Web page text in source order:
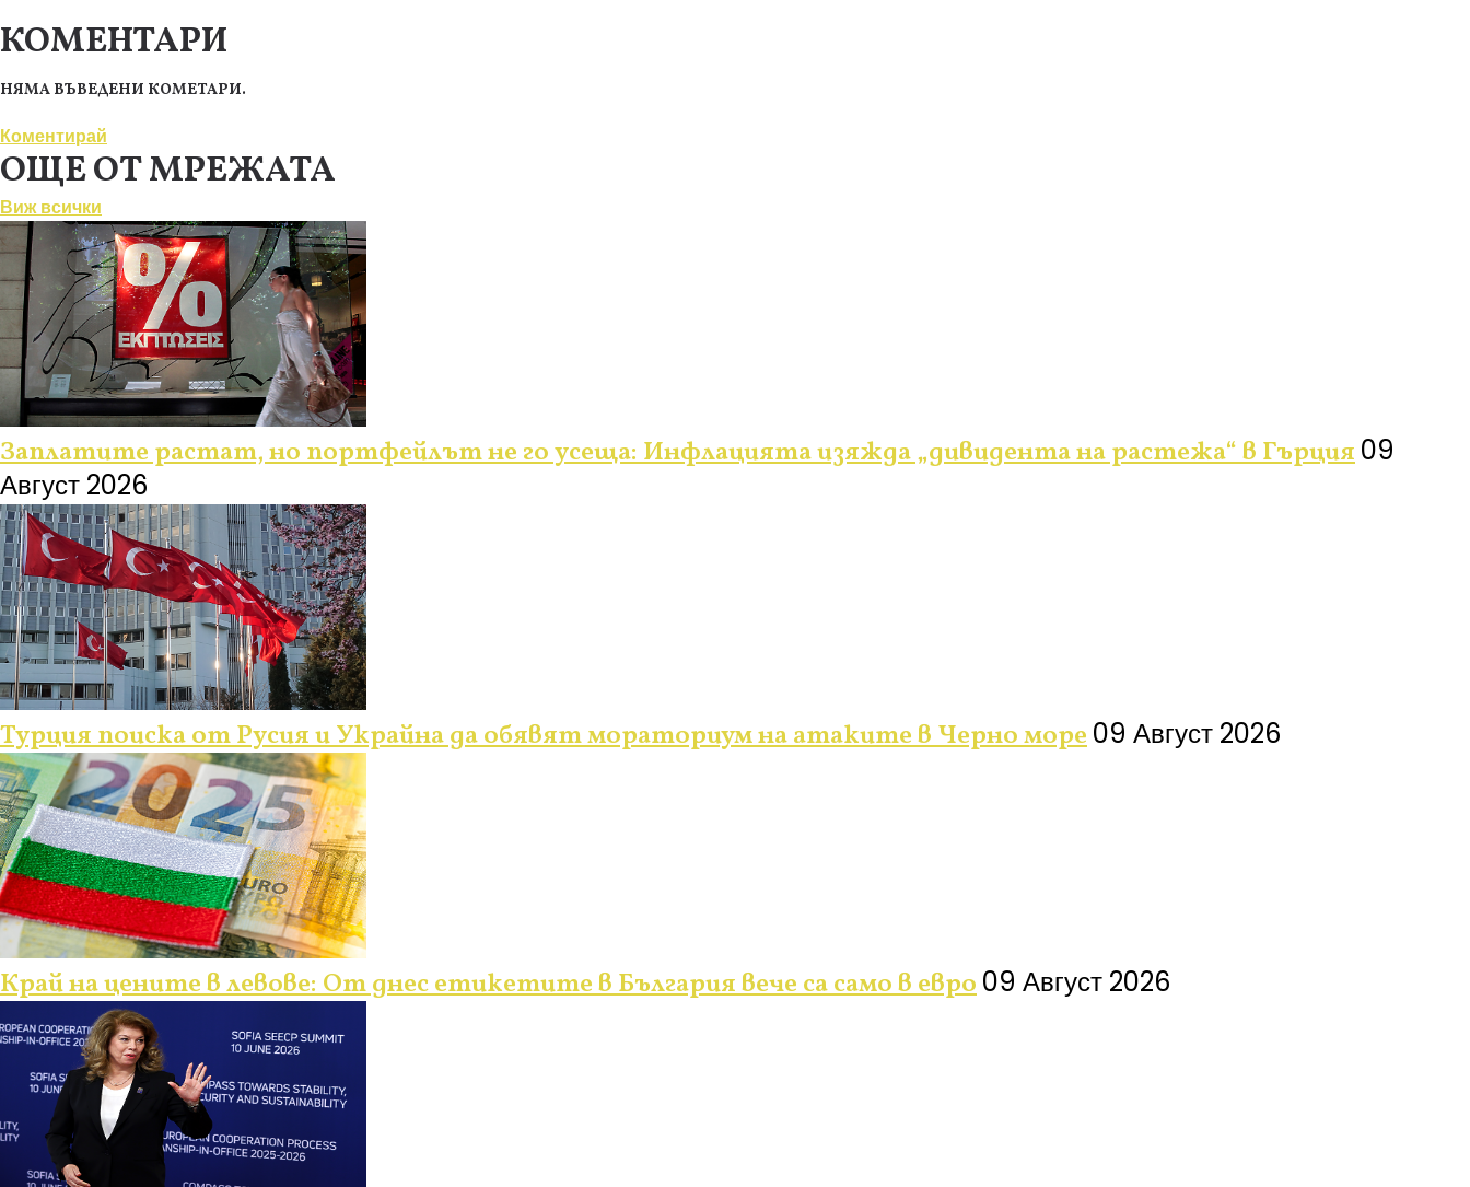
КОМЕНТАРИ
НЯМА ВЪВЕДЕНИ КОМЕТАРИ.
Коментирай
ОЩЕ ОТ МРЕЖАТА
Виж всички
Заплатите растат, но портфейлът не го усеща: Инфлацията изяжда „дивидента на растежа“ в Гърция09
Август 2026
Турция поиска от Русия и Украйна да обявят мораториум на атаките в Черно море09 Август 2026
Край на цените в левове: От днес етикетите в България вече са само в евро09 Август 2026